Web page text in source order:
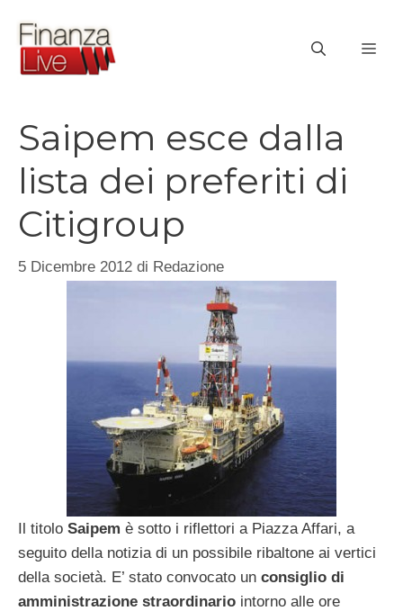
contenuto
Saipem esce dalla
lista dei preferiti di
Citigroup
5 Dicembre 2012 di Redazione
Il titolo Saipem è sotto i riflettori a Piazza Affari, a
seguito della notizia di un possibile ribaltone ai vertici
della società. E’ stato convocato un consiglio di
amministrazione straordinario intorno alle ore